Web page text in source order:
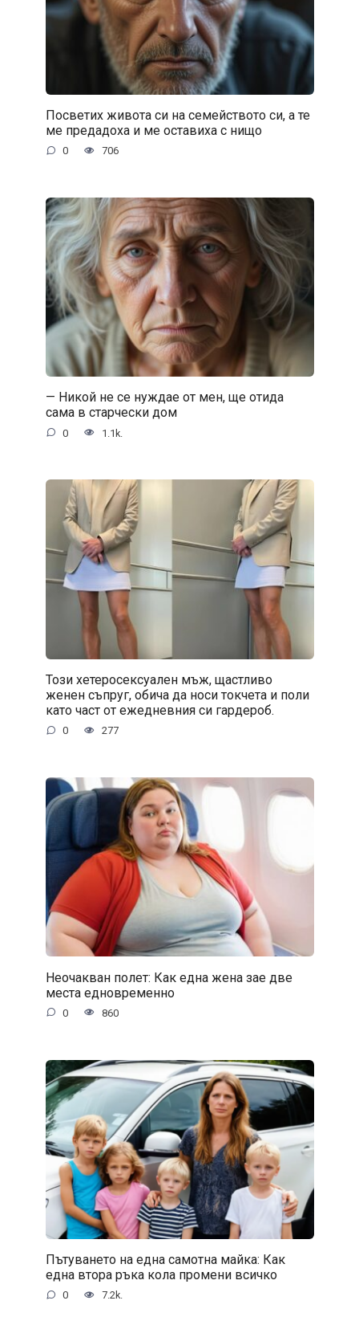
Посветих живота си на семейството си, а те
ме предадоха и ме оставиха с нищо
0 706
— Никой не се нуждае от мен, ще отида
сама в старчески дом
0 1.1k.
Този хетеросексуален мъж, щастливо
женен съпруг, обича да носи токчета и поли
като част от ежедневния си гардероб.
0 277
Неочакван полет: Как една жена зае две
места едновременно
0 860
Пътуването на една самотна майка: Как
една втора ръка кола промени всичко
0 7.2k.